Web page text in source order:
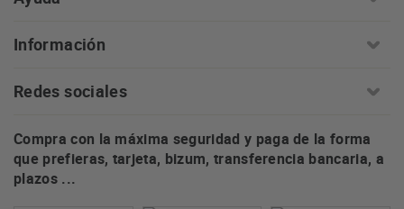
Información
Redes sociales
Compra con la máxima seguridad y paga de la forma
que prefieras, tarjeta, bizum, transferencia bancaria, a
plazos ...